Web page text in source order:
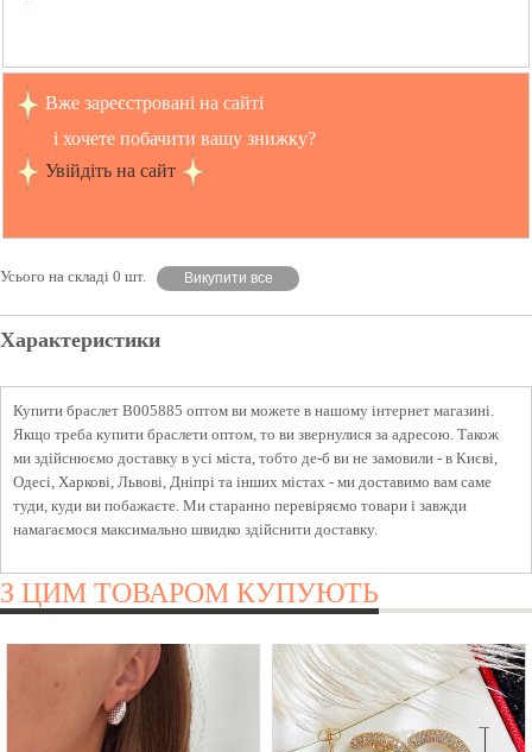
Вже зареєстровані на сайті
і хочете побачити вашу знижку?
Увійдіть на сайт
Усього на складі 0 шт. Викупити все
Характеристики
Купити браслет B005885 оптом ви можете в нашому інтернет магазині.
Якщо треба купити браслети оптом, то ви звернулися за адресою. Також
ми здійснюємо доставку в усі міста, тобто де-б ви не замовили - в Києві,
Одесі, Харкові, Львові, Дніпрі та інших містах - ми доставимо вам саме
туди, куди ви побажаєте. Ми старанно перевіряємо товари і завжди
намагаємося максимально швидко здійснити доставку.
З ЦИМ ТОВАРОМ КУПУЮТЬ